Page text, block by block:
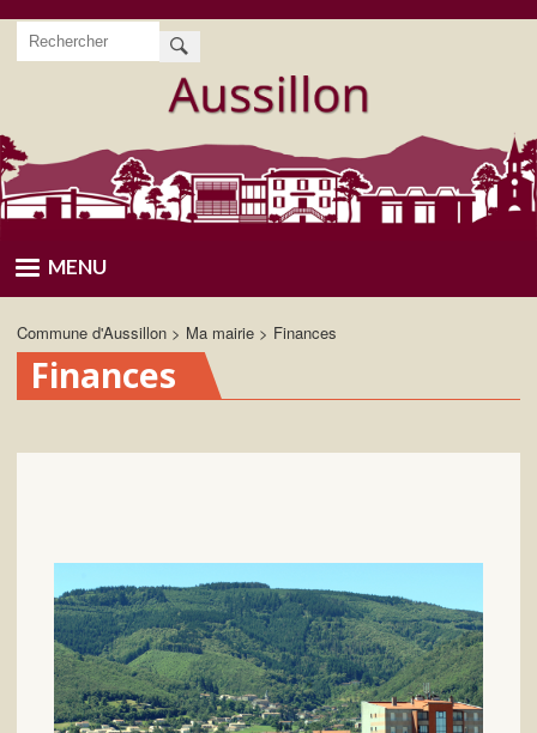
Aller
principal
MENU
Commune d'Aussillon Ma mairie Finances
Finances